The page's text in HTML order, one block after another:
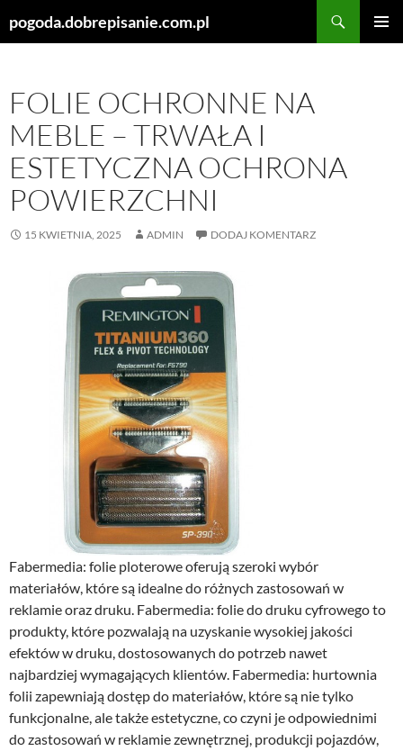
pogoda.dobrepisanie.com.pl
FOLIE OCHRONNE NA
MEBLE – TRWAŁA I
ESTETYCZNA OCHRONA
POWIERZCHNI
15 KWIETNIA, 2025 ADMIN DODAJ KOMENTARZ
Fabermedia: folie ploterowe​ oferują szeroki wybór
materiałów, które są idealne do różnych zastosowań w
reklamie oraz druku. Fabermedia: folie do druku cyfrowego​ to
produkty, które pozwalają na uzyskanie wysokiej jakości
efektów w druku, dostosowanych do potrzeb nawet
najbardziej wymagających klientów. Fabermedia: hurtownia
folii​ zapewniają dostęp do materiałów, które są nie tylko
funkcjonalne, ale także estetyczne, co czyni je odpowiednimi
do zastosowań w reklamie zewnętrznej, produkcji pojazdów,